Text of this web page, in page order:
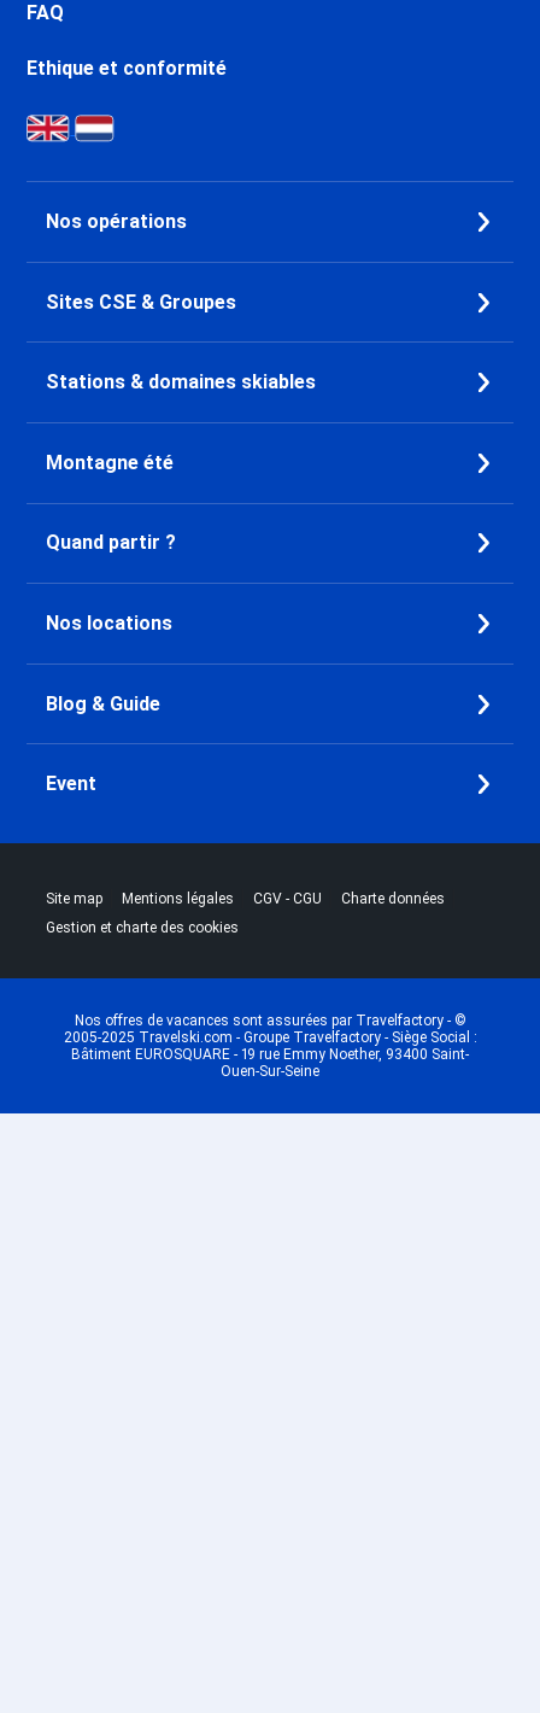
FAQ
Ethique et conformité
Nos opérations
Sites CSE & Groupes
Stations & domaines skiables
Montagne été
Quand partir ?
Nos locations
Blog & Guide
Event
Site map |Mentions légales |CGV - CGU |Charte données
Gestion et charte des cookies
Nos offres de vacances sont assurées par Travelfactory - ©
2005-2025 Travelski.com - Groupe Travelfactory - Siège Social :
Bâtiment EUROSQUARE - 19 rue Emmy Noether, 93400 Saint-
Ouen-Sur-Seine